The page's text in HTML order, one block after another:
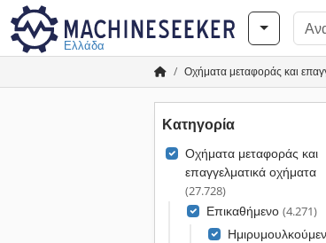
Ελλάδα
Οχήματα μεταφοράς και
Κατηγορία
Οχήματα μεταφοράς και
επαγγελματικά οχήματα
(27.728)
Επικαθήμενο (4.271)